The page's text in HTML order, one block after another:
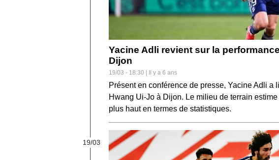
Yacine Adli revient sur la
Dijon
19/03 - 18:30 | Il y a 6 ans
Présent en conférence de presse, Yacine Adli a
Hwang Ui-Jo à Dijon. Le milieu de terrain
plus haut en termes de statistiques.
19/03